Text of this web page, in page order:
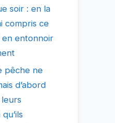
soir : en la
compris ce
entonnoir
pêche ne
d’abord